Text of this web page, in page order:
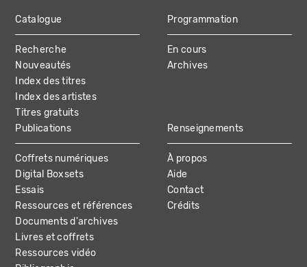
MAIN
NAVIGATION
Catalogue
Recherche
Nouveautés
Index des titres
Index des artistes
Titres gratuits
Programmation
En cours
Archives
Publications
Coffrets numériques
Digital Boxsets
Essais
Ressources et références
Documents d'archives
Livres et coffrets
Ressources vidéo
Renseignements
À propos
Aide
Contact
Crédits